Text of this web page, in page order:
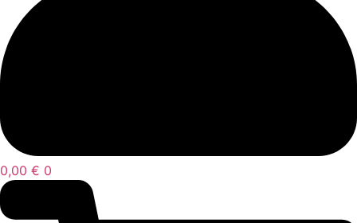
0,00 € 0